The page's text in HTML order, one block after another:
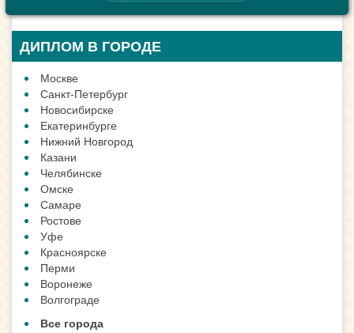
ДИПЛОМ В ГОРОДЕ
Москве
Санкт-Петербург
Новосибирске
Екатеринбурге
Нижний Новгород
Казани
Челябинске
Омске
Самаре
Ростове
Уфе
Красноярске
Перми
Воронеже
Волгограде
Все города